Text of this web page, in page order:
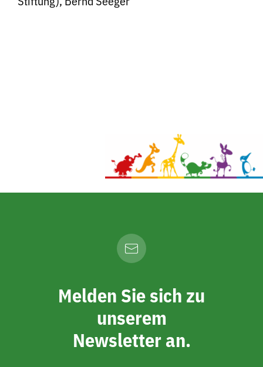
Melden Sie sich zu
unserem
Newsletter an.